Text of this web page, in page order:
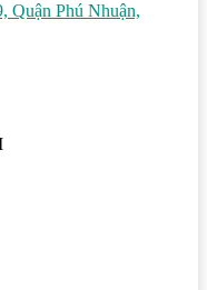
Quận Phú Nhuận,